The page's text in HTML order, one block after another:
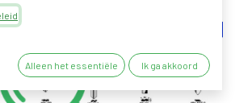
Alleen het essentiële Ik ga akkoord